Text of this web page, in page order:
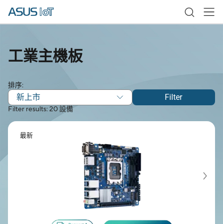
工業主機板
Filter results: 20 設備
排序:
新上市 Filter
最新